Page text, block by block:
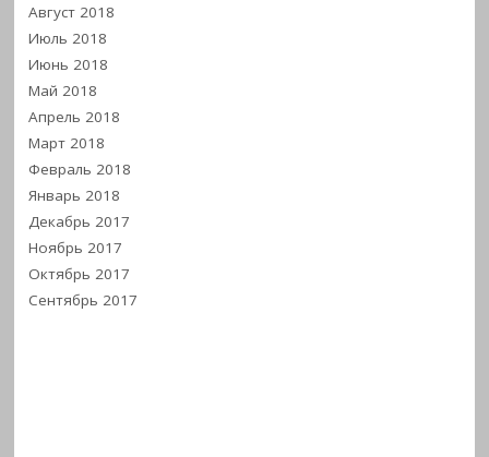
Август 2018
Июль 2018
Июнь 2018
Май 2018
Апрель 2018
Март 2018
Февраль 2018
Январь 2018
Декабрь 2017
Ноябрь 2017
Октябрь 2017
Сентябрь 2017